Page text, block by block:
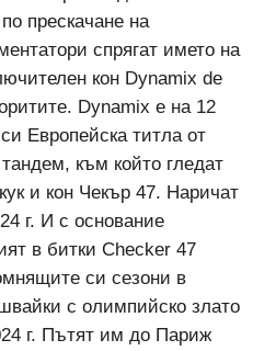
прескачане на
спрягат името на
кон Dynamix de
Dynamix е на 12
Европейска титла от
към който гледат
и кон Чекър 47. Наричат
г. И с основание
в битки Checker 47
си сезони в
с олимпийско злато
г. Пътят им до Париж